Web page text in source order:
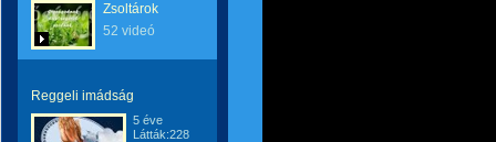
Zsoltárok
52 videó
Reggeli imádság
5 éve
Látták:228